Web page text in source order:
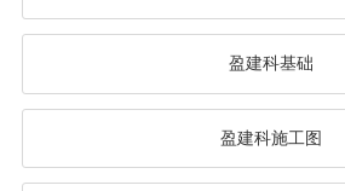
盈建科基础
盈建科施工图